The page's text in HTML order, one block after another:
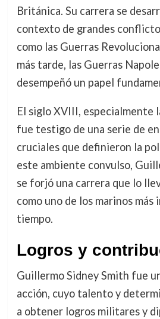
Británica. Su carrera se
contexto de grandes
como las Guerras
más tarde, las Guerras
desempeñó un papel
El siglo XVIII, especialmente
fue testigo de una serie de
cruciales que definieron la
este ambiente convulso,
se forjó una carrera que lo
como uno de los marinos
tiempo.
Logros y
Guillermo Sidney Smith fue
acción, cuyo talento y
a obtener logros militares y